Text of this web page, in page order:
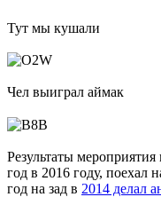
Тут мы кушали
Чел выиграл аймак
Результаты
год в 2016 году, поехал
год на зад в 2014 делал